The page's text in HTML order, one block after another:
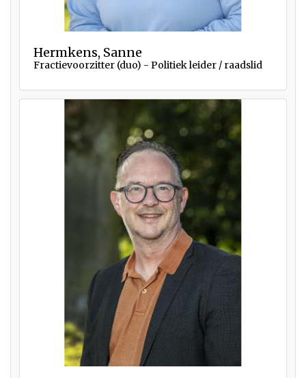
Hermkens, Sanne
Fractievoorzitter (duo) - Politiek leider / raadslid